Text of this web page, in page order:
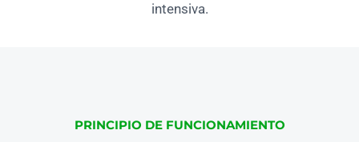
intensiva.
PRINCIPIO DE FUNCIONAMIENTO